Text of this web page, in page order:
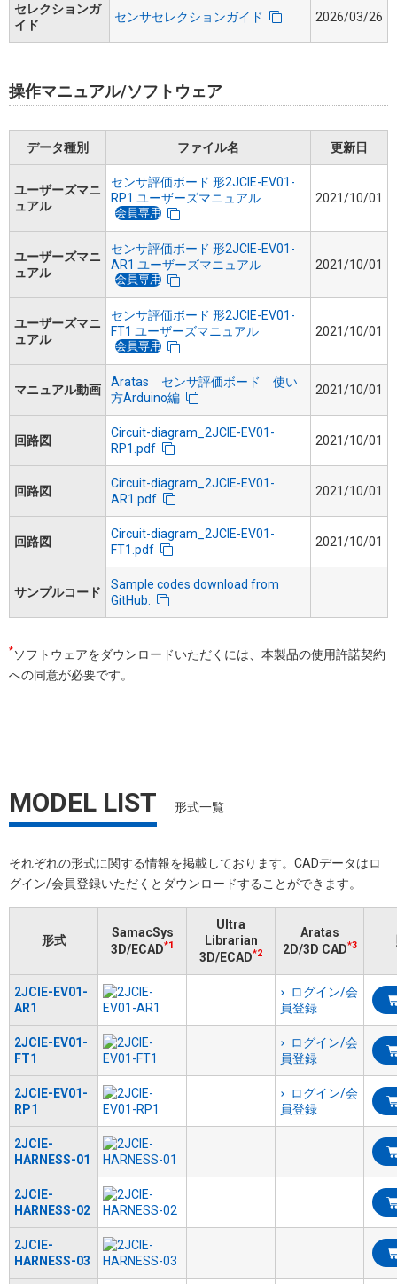
セレクションガ
イド
センサセレクションガイド 2026/03/26
操作マニュアル/ソフトウェア
データ種別 ファイル名 更新日
ユーザーズマニ
ュアル
センサ評価ボード 形2JCIE-EV01-
RP1 ユーザーズマニュアル
会員専用
2021/10/01
ユーザーズマニ
ュアル
センサ評価ボード 形2JCIE-EV01-
AR1 ユーザーズマニュアル
会員専用
2021/10/01
ユーザーズマニ
ュアル
センサ評価ボード 形2JCIE-EV01-
FT1 ユーザーズマニュアル
会員専用
2021/10/01
マニュアル動画
Aratas センサ評価ボード 使い
方Arduino編
2021/10/01
回路図
Circuit-diagram_2JCIE-EV01-
RP1.pdf
2021/10/01
回路図
Circuit-diagram_2JCIE-EV01-
AR1.pdf
2021/10/01
回路図
Circuit-diagram_2JCIE-EV01-
FT1.pdf
2021/10/01
サンプルコード
Sample codes download from
GitHub.
*ソフトウェアをダウンロードいただくには、本製品の使用許諾契約
への同意が必要です。
MODEL LIST 形式一覧
それぞれの形式に関する情報を掲載しております。​CADデータはロ
グイン/会員登録いただくと​ダウンロードすることができます。
形式
SamacSys
3D/ECAD*1
Ultra
Librarian
3D/ECAD*2
Aratas
2D/3D CAD*3
2JCIE-EV01-
AR1
ログイン/会
員登録
2JCIE-EV01-
FT1
ログイン/会
員登録
2JCIE-EV01-
RP1
ログイン/会
員登録
2JCIE-
HARNESS-01
2JCIE-
HARNESS-02
2JCIE-
HARNESS-03